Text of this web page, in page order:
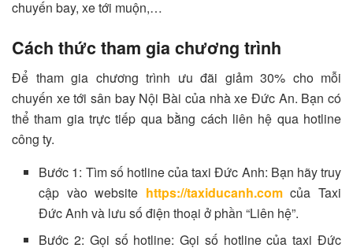
chuyến bay, xe tới muộn,…
Cách thức tham gia chương trình
Để tham gia chương trình ưu đãi giảm 30% cho mỗi
chuyến xe tới sân bay Nội Bài của nhà xe Đức An. Bạn có
thể tham gia trực tiếp qua bằng cách liên hệ qua hotline
công ty.
Bước 1: Tìm số hotline của taxi Đức Anh: Bạn hãy truy
cập vào website https://taxiducanh.comcủa Taxi
Đức Anh và lưu số điện thoại ở phần “Liên hệ”.
Bước 2: Gọi số hotline: Gọi số hotline của taxi Đức